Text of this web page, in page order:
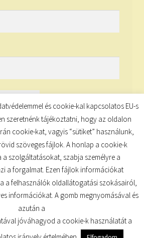
és cookie-kal kapcsolatos EU-s
szeretnénk tájékoztatni, hogy az oldalon
cookie-kat, vagyis “sütiket” használunk,
szöveges fájlok. A honlap a cookie-k
a szolgáltatásokat, szabja személyre a
a forgalmat. Ezen fájlok információkat
a felhasználók oldallátogatási szokásairól,
információkat. A gomb megnyomásával és
azután a
jóváhagyod a cookie-k használatát a